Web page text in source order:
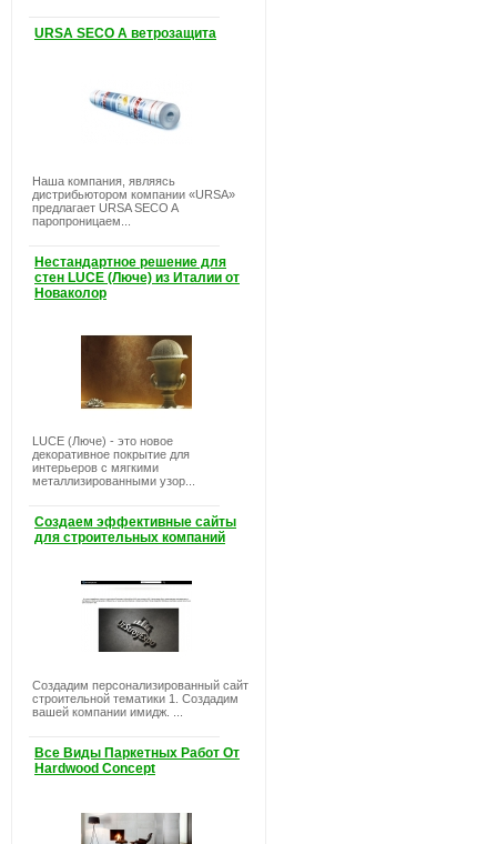
URSA SECO A ветрозащита
Наша компания, являясь
дистрибьютором компании «URSA»
предлагает URSA SECO A
паропроницаем...
Нестандартное решение для
стен LUCE (Люче) из Италии от
Новаколор
LUCE (Люче) - это новое
декоративное покрытие для
интерьеров с мягкими
металлизированными узор...
Создаем эффективные сайты
для строительных компаний
Создадим персонализированный сайт
строительной тематики 1. Создадим
вашей компании имидж. ...
Все Виды Паркетных Работ От
Hardwood Concept